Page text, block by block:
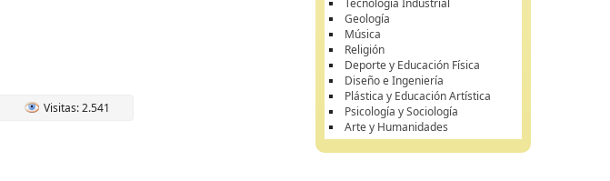
Visitas: 2.541
Tecnología Industrial
Geología
Música
Religión
Deporte y Educación Física
Diseño e Ingeniería
Plástica y Educación Artística
Psicología y Sociología
Arte y Humanidades